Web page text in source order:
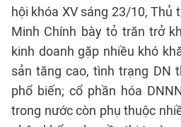
hội khóa XV sáng 23/10, Thủ
Minh Chính bày tỏ trăn trở
kinh doanh gặp nhiều khó
sản tăng cao, tình trạng DN
phổ biến; cổ phần hóa
trong nước còn phụ thuộc